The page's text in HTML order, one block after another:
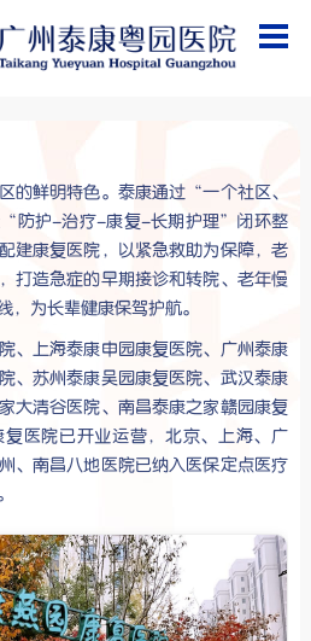
的鲜明特色。泰康通过“一个社区、
“防护-治疗-康复-长期护理”闭环整
建康复医院，以紧急救助为保障，老
打造急症的早期接诊和转院、老年慢
，为长辈健康保驾护航。
、上海泰康申园康复医院、广州泰康
、苏州泰康吴园康复医院、武汉泰康
大清谷医院、南昌泰康之家赣园康复
医院已开业运营，北京、上海、广
、南昌八地医院已纳入医保定点医疗